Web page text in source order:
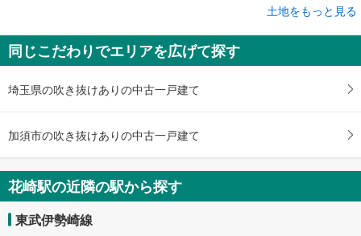
加須市正能
880万円
未定
建物面積 -
東武伊勢崎線 「花崎」駅 徒歩79分
土地をもっと見る
同じこだわりでエリアを広げて探す
埼玉県の吹き抜けありの中古一戸建て
加須市の吹き抜けありの中古一戸建て
花崎駅の近隣の駅から探す
東武伊勢崎線